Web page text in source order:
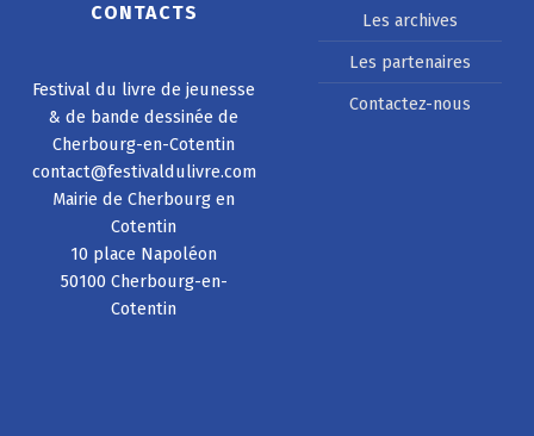
CONTACTS
Festival du livre de jeunesse
& de bande dessinée de
Cherbourg-en-Cotentin
contact@festivaldulivre.com
Mairie de Cherbourg en
Cotentin
10 place Napoléon
50100 Cherbourg-en-
Cotentin
Les archives
Les partenaires
Contactez-nous